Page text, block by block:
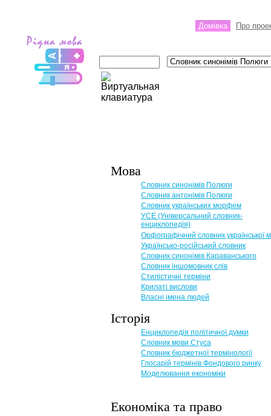
Домівка Про
Мова
Словник синонімів Полюги
Словник антонімів Полюги
Словник українських морфем
УСЕ (Універсальний словник-
енциклопедія)
Орфографічний словник української
Українсько-російський словник
Словник синонімів Караванського
Словник іншомовник слів
Стилістичні терміни
Крилаті вислови
Власні імена людей
Історія
Енциклопедія політичної думки
Словник мови Стуса
Словник бюджетної термінології
Глосарій термінів Фондового ринку
Моделювання економіки
Економіка та право